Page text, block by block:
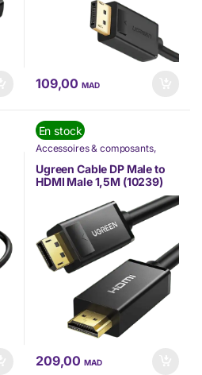
109,00MAD
En stock
Accessoires & composants,
Accessoires Mobilité
Câbles
Informatique,Nos Marques ,
TÉLÉPHONIE,Ugreen
Ugreen Cable DP Male to
HDMI Male 1,5M (10239)
209,00MAD